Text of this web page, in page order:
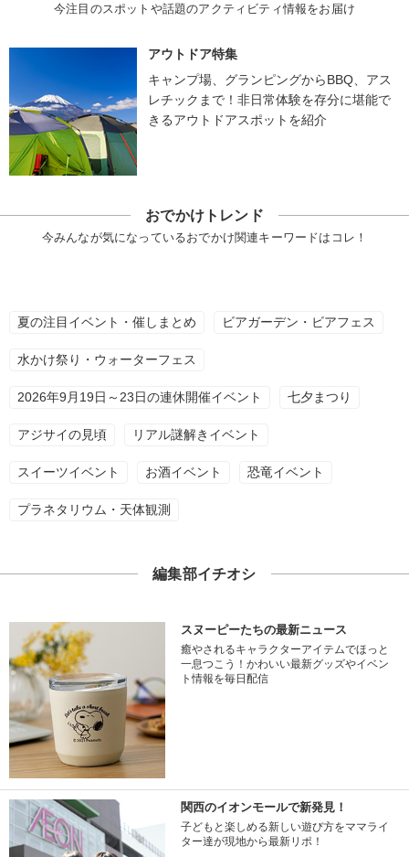
今注目のスポットや話題のアクティビティ情報をお届け
アウトドア特集
キャンプ場、グランピングからBBQ、アス
レチックまで！非日常体験を存分に堪能で
きるアウトドアスポットを紹介
おでかけトレンド
今みんなが気になっているおでかけ関連キーワードはコレ！
夏の注目イベント・催しまとめ ビアガーデン・ビアフェス
水かけ祭り・ウォーターフェス
2026年9月19日～23日の連休開催イベント 七夕まつり
アジサイの見頃 リアル謎解きイベント
スイーツイベント お酒イベント 恐竜イベント
プラネタリウム・天体観測
編集部イチオシ
スヌーピーたちの最新ニュース
癒やされるキャラクターアイテムでほっと
一息つこう！かわいい最新グッズやイベン
ト情報を毎日配信
関西のイオンモールで新発見！
子どもと楽しめる新しい遊び方をママライ
ター達が現地から最新リポ！